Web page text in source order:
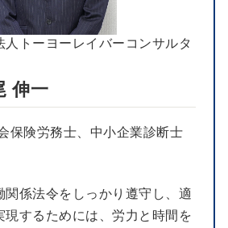
人トーヨーレイバーコンサルタ
伸一
保険労務士、中小企業診断士
関係法令をしっかり遵守し、適
現するためには、労力と時間を